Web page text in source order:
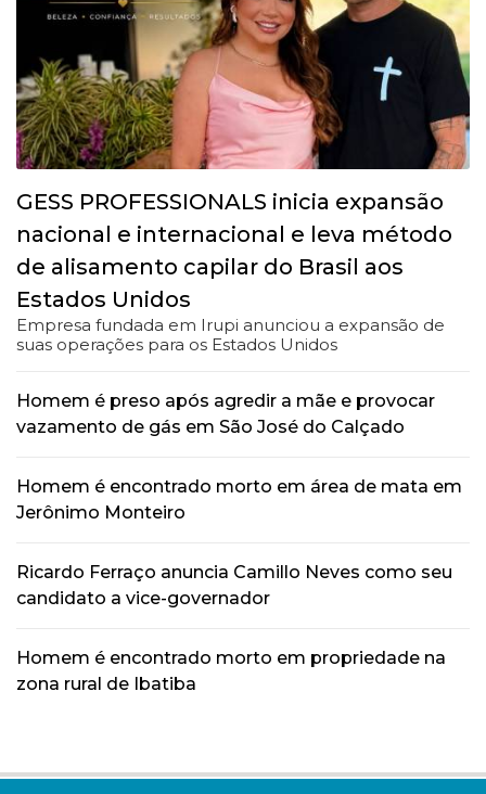
GESS PROFESSIONALS inicia expansão
nacional e internacional e leva método
de alisamento capilar do Brasil aos
Estados Unidos
Empresa fundada em Irupi anunciou a expansão de
suas operações para os Estados Unidos
Homem é preso após agredir a mãe e provocar
vazamento de gás em São José do Calçado
Homem é encontrado morto em área de mata em
Jerônimo Monteiro
Ricardo Ferraço anuncia Camillo Neves como seu
candidato a vice-governador
Homem é encontrado morto em propriedade na
zona rural de Ibatiba